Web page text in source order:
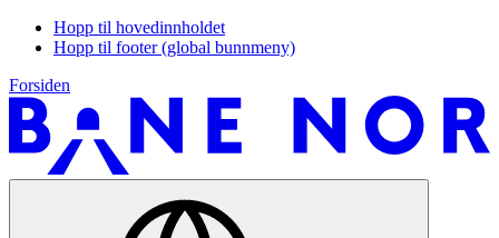
Hopp til hovedinnholdet
Hopp til footer (global bunnmeny)
Forsiden